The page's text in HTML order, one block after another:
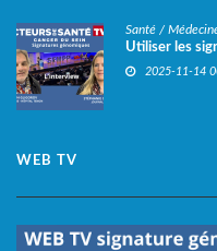
Santé /
Utiliser les
2025-11-14
WEB TV